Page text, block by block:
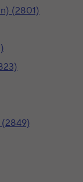
(2801)